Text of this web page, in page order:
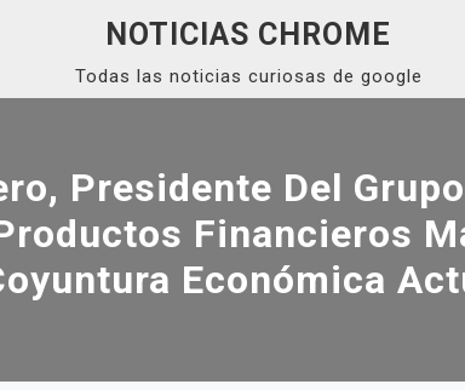
NOTICIAS CHROME
Todas las noticias curiosas de google
Presidente Del
Financieros
Económica